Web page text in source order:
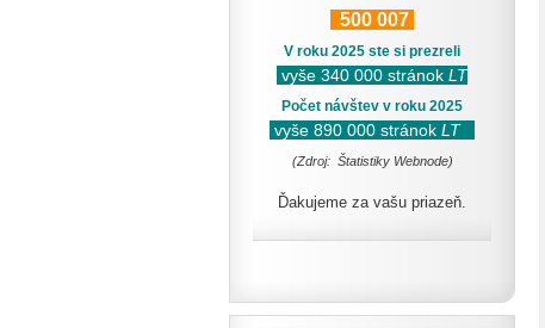
500 007
V roku 2025 ste si prezreli
vyše 340 000 stránok LT
Počet návštev v roku 2025
vyše 890 000 stránok LT
(Zdroj: Štatistiky Webnode)
Ďakujeme za vašu priazeň.